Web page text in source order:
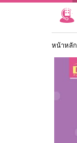
หน้าหลัก